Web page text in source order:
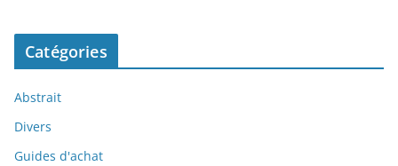
Catégories
Abstrait
Divers
Guides d'achat